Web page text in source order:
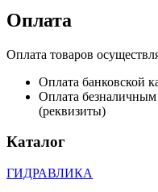
Оплата
Оплата товаров
Оплата банковской
Оплата
(реквизиты)
Каталог
ГИДРАВЛИКА